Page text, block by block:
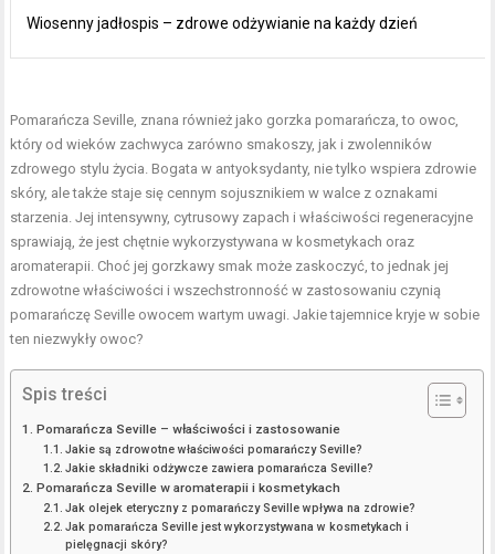
Wiosenny jadłospis – zdrowe odżywianie na każdy dzień
Pomarańcza Seville, znana również jako gorzka pomarańcza, to owoc,
który od wieków zachwyca zarówno smakoszy, jak i zwolenników
zdrowego stylu życia. Bogata w antyoksydanty, nie tylko wspiera zdrowie
skóry, ale także staje się cennym sojusznikiem w walce z oznakami
starzenia. Jej intensywny, cytrusowy zapach i właściwości regeneracyjne
sprawiają, że jest chętnie wykorzystywana w kosmetykach oraz
aromaterapii. Choć jej gorzkawy smak może zaskoczyć, to jednak jej
zdrowotne właściwości i wszechstronność w zastosowaniu czynią
pomarańczę Seville owocem wartym uwagi. Jakie tajemnice kryje w sobie
ten niezwykły owoc?
Spis treści
Pomarańcza Seville – właściwości i zastosowanie
Jakie są zdrowotne właściwości pomarańczy Seville?
Jakie składniki odżywcze zawiera pomarańcza Seville?
Pomarańcza Seville w aromaterapii i kosmetykach
Jak olejek eteryczny z pomarańczy Seville wpływa na zdrowie?
Jak pomarańcza Seville jest wykorzystywana w kosmetykach i
pielęgnacji skóry?